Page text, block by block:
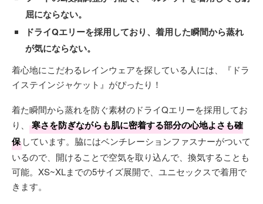
屈にならない。
ドライQエリーを採用しており、着用した瞬間から蒸れ
が気にならない。
着心地にこだわるレインウェアを探している人には、『ドラ
イステインジャケット』がぴったり！
着た瞬間から蒸れを防ぐ素材のドライQエリーを採用してお
り、
寒さを防ぎながらも肌に密着する部分の心地よさも確
保 しています。脇にはベンチレーションファスナーがついて
いるので、開けることで空気を取り込んで、換気することも
可能。XS~XLまでの5サイズ展開で、ユニセックスで着用で
きます。